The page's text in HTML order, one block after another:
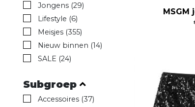
Jongens (29)
Lifestyle (6)
Meisjes (355)
Nieuw binnen (14)
SALE (24)
Subgroep
Accessoires (37)